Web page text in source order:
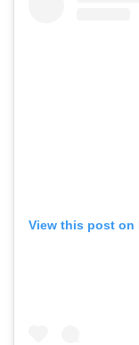
View this post on